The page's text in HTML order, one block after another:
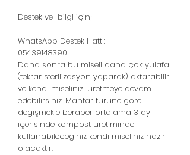
Destek ve bilgi için;
WhatsApp Destek Hattı:
05439148390
Daha sonra bu miseli daha çok yulafa
(tekrar sterilizasyon yaparak) aktarabilir
ve kendi miselinizi üretmeye devam
edebilirsiniz. Mantar türüne göre
değişmekle beraber ortalama 3 ay
içerisinde kompost üretiminde
kullanabileceğiniz kendi miseliniz hazır
olacaktır.